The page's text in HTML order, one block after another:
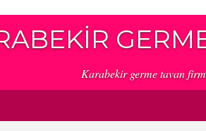
Karabekir germe tavan